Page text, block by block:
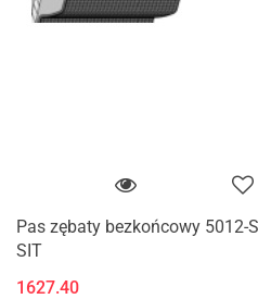
Pas zębaty bezkońcowy 5012-
SIT
1627.40